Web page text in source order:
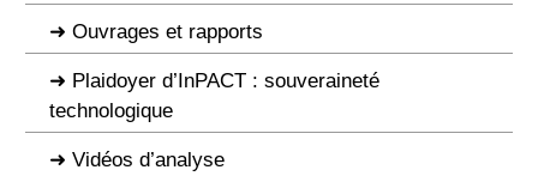
Ouvrages et rapports
Plaidoyer d’InPACT : souveraineté
technologique
Vidéos d’analyse